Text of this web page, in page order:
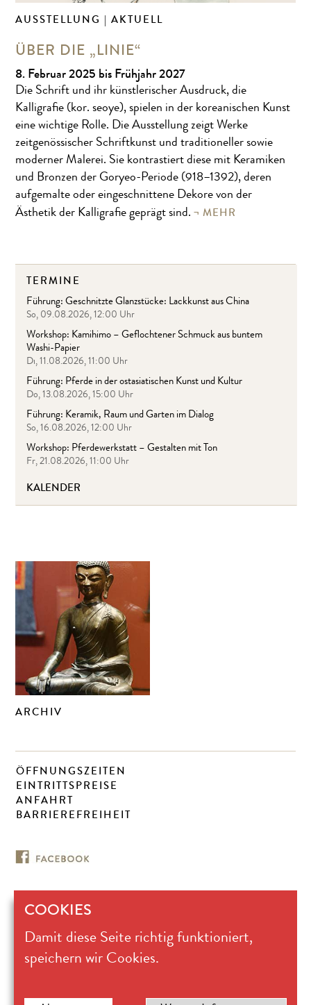
COOKIES
Damit diese Seite richtig funktioniert,
speichern wir Cookies.
AUSSTELLUNG | AKTUELL
ÜBER DIE „LINIE“
8. Februar 2025 bis Frühjahr 2027
Die Schrift und ihr künstlerischer Ausdruck, die
Kalligrafie (kor. seoye), spielen in der koreanischen Kunst
eine wichtige Rolle. Die Ausstellung zeigt Werke
zeitgenössischer Schriftkunst und traditioneller sowie
moderner Malerei. Sie kontrastiert diese mit Keramiken
und Bronzen der Goryeo-Periode (918–1392), deren
aufgemalte oder eingeschnittene Dekore von der
Ästhetik der Kalligrafie geprägt sind.
MEHR
TERMINE
Führung: Geschnitzte Glanzstücke: Lackkunst aus China
So, 09.08.2026, 12:00 Uhr
Workshop: Kamihimo – Geflochtener Schmuck aus buntem
Washi-Papier
Di, 11.08.2026, 11:00 Uhr
Führung: Pferde in der ostasiatischen Kunst und Kultur
Do, 13.08.2026, 15:00 Uhr
Führung: Keramik, Raum und Garten im Dialog
So, 16.08.2026, 12:00 Uhr
Workshop: Pferdewerkstatt – Gestalten mit Ton
Fr, 21.08.2026, 11:00 Uhr
KALENDER
ARCHIV
ÖFFNUNGSZEITEN
EINTRITTSPREISE
ANFAHRT
BARRIEREFREIHEIT
Ostasiatische Kunst Köln
Universitätsstraße 100
50674 Köln